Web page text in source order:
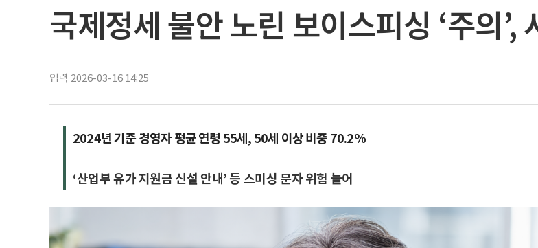
국제정세 불안 노린 보이스피싱 ‘주의’,
입력 2026-03-16 14:25
2024년 기준 경영자 평균 연령 55세, 50세 이상 비중 70.2%
‘산업부 유가 지원금 신설 안내’ 등 스미싱 문자 위험 늘어